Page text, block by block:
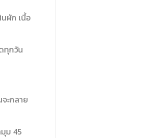
ผัก เนื้อ
ทุกวัน
ะกลาย
ม 45